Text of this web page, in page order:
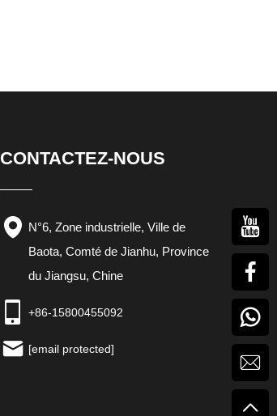
CONTACTEZ-NOUS
N°6, Zone industrielle, Ville de
Baota, Comté de Jianhu, Province
du Jiangsu, Chine
+86-15800455092
[email protected]